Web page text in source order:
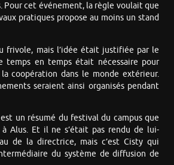
Pour cet événement, la règle voulait que
pratiques propose au moins un stand
frivole, mais l’idée était justifiée par le
temps en temps était nécessaire pour
coopération dans le monde extérieur.
seraient ainsi organisés pendant
un résumé du festival du campus que
Alus. Et il ne s’était pas rendu de lui-
de la directrice, mais c’est Cisty qui
du système de diffusion de